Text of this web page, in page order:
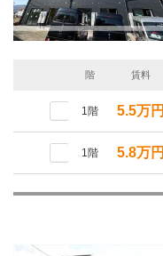
階 賃料
1階 5.5万円
1階 5.8万円